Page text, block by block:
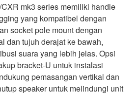
mk3 series memiliki handle
yang kompatibel dengan
socket pole mount dengan
dan tujuh derajat ke bawah,
suara yang lebih jelas. Opsi
bracket-U untuk instalasi
pemasangan vertikal dan
speaker untuk melindungi unit